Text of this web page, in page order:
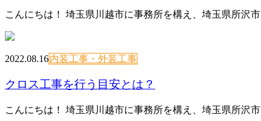
こんにちは！ 埼玉県川越市に事務所を構え、埼玉県所沢
2022.08.16内装工事・外装工事
クロス工事を行う目安とは？
こんにちは！ 埼玉県川越市に事務所を構え、埼玉県所沢